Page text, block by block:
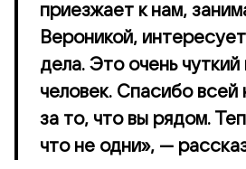
приезжает к нам,
Вероникой,
дела. Это очень чуткий
человек. Спасибо
за то, что вы рядом.
что не одни», —